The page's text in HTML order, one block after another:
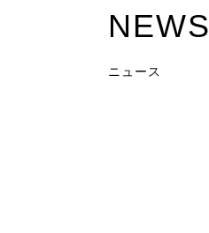
NEWS
ニュース